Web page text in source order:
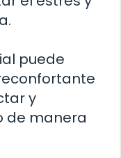
puede
y
de manera